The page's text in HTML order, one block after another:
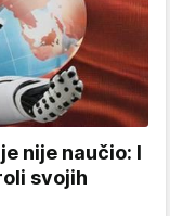
nije naučio: I
svojih